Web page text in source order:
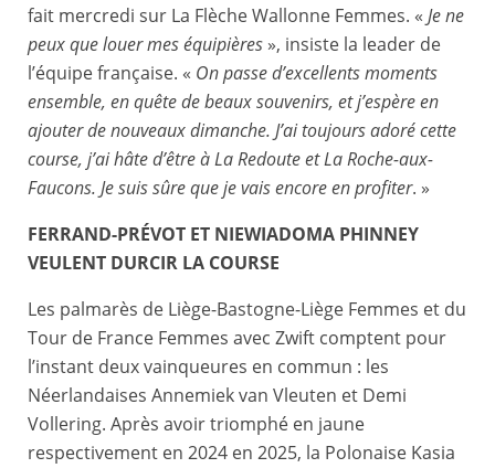
fait mercredi sur La Flèche Wallonne Femmes. « Je ne
peux que louer mes équipières », insiste la leader de
l’équipe française. « On passe d’excellents moments
ensemble, en quête de beaux souvenirs, et j’espère en
ajouter de nouveaux dimanche. J’ai toujours adoré cette
course, j’ai hâte d’être à La Redoute et La Roche-aux-
Faucons. Je suis sûre que je vais encore en profiter. »
FERRAND-PRÉVOT ET NIEWIADOMA PHINNEY
VEULENT DURCIR LA COURSE
Les palmarès de Liège-Bastogne-Liège Femmes et du
Tour de France Femmes avec Zwift comptent pour
l’instant deux vainqueures en commun : les
Néerlandaises Annemiek van Vleuten et Demi
Vollering. Après avoir triomphé en jaune
respectivement en 2024 en 2025, la Polonaise Kasia